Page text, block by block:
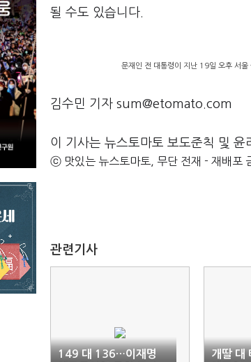
될 수도 있습니다.
문재인 전 대통령이 지난 19일 오후 서
김수민 기자 sum@etomato.com
이 기사는 뉴스토마토 보도준칙 및 윤
ⓒ 맛있는 뉴스토마토, 무단 전재 - 재배포
관련기사
149 대 136…이재명
개딸 대